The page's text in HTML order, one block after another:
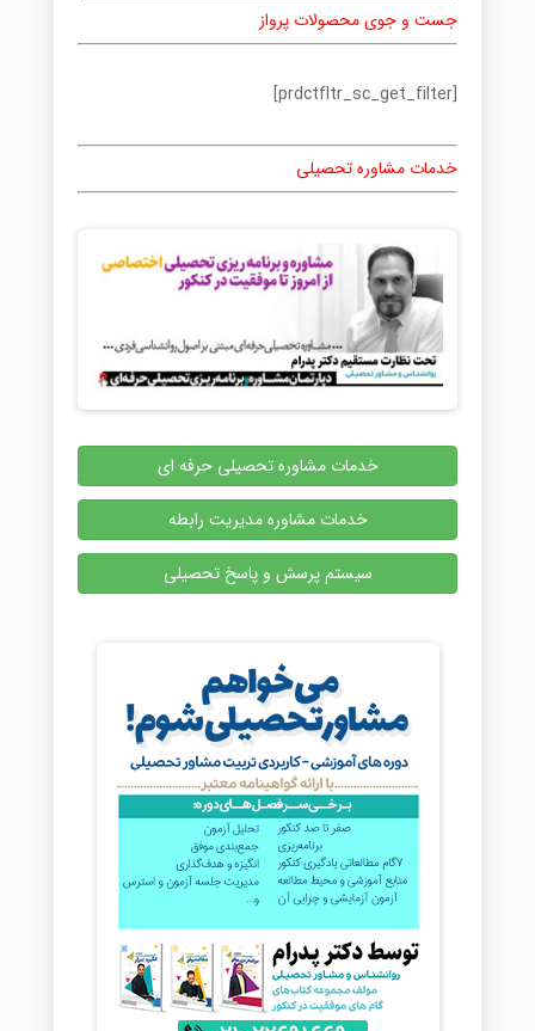
جست و جوی محصولات پرواز
[prdctfltr_sc_get_filter]
خدمات مشاوره تحصیلی
خدمات مشاوره تحصیلی حرفه ای
خدمات مشاوره مدیریت رابطه
سیستم پرسش و پاسخ تحصیلی